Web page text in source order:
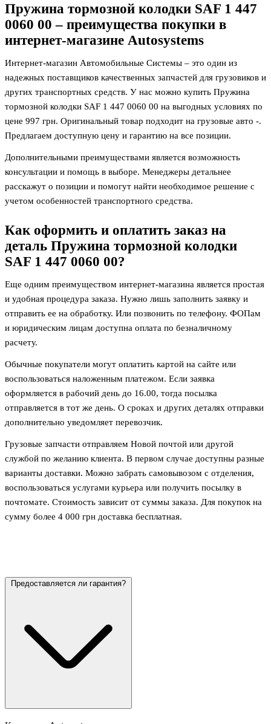
Пружина тормозной колодки SAF 1 447
0060 00 – преимущества покупки в
интернет-магазине Autosystems
Интернет-магазин Автомобильные Системы – это один из
надежных поставщиков качественных запчастей для грузовиков и
других транспортных средств. У нас можно купить Пружина
тормозной колодки SAF 1 447 0060 00 на выгодных условиях по
цене 997 грн. Оригинальный товар подходит на грузовые авто -.
Предлагаем доступную цену и гарантию на все позиции.
Дополнительными преимуществами является возможность
консультации и помощь в выборе. Менеджеры детальнее
расскажут о позиции и помогут найти необходимое решение с
учетом особенностей транспортного средства.
Как оформить и оплатить заказ на
деталь Пружина тормозной колодки
SAF 1 447 0060 00?
Еще одним преимуществом интернет-магазина является простая
и удобная процедура заказа. Нужно лишь заполнить заявку и
отправить ее на обработку. Или позвонить по телефону. ФОПам
и юридическим лицам доступна оплата по безналичному
расчету.
Обычные покупатели могут оплатить картой на сайте или
воспользоваться наложенным платежом. Если заявка
оформляется в рабочий день до 16.00, тогда посылка
отправляется в тот же день. О сроках и других деталях отправки
дополнительно уведомляет перевозчик.
Грузовые запчасти отправляем Новой почтой или другой
службой по желанию клиента. В первом случае доступны разные
варианты доставки. Можно забрать самовывозом с отделения,
воспользоваться услугами курьера или получить посылку в
почтомате. Стоимость зависит от суммы заказа. Для покупок на
сумму более 4 000 грн доставка бесплатная.
Предоставляется ли гарантия?